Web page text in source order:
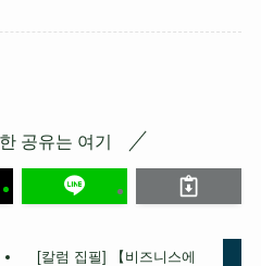
공유는 여기
[칼럼 집필] 【비즈니스에